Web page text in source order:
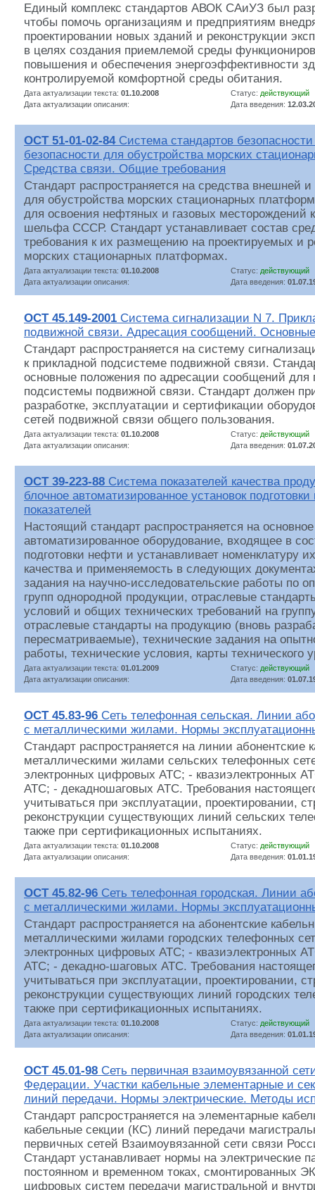
Единый комплекс стандартов АВОК САиУЗ был
чтобы помочь организациям и предприятиям
проектировании новых зданий и реконструкции
в целях создания приемлемой среды
повышения и обеспечения энергоэффективности
контролируемой комфортной среды обитания.
Дата актуализации текста: 01.10.2008 Статус: действующий
Дата актуализации описания:
Дата введения:
ОСТ 51-01-02-84Система стандартов
безопасности для обустройства морских
Средства связи. Общие требования
Стандарт распространяется на средства внешней
для обустройства морских стационарных
для освоения нефтяных и газовых месторождений
шельфа СССР. Стандарт устанавливает состав
требования к их размещению на проектируемых и
морских стационарных платформах.
Дата актуализации текста: 01.10.2008 Статус: действующий
Дата актуализации описания:
Дата введения:
ОСТ 45.149-2001 Система сигнализации N 7.
подвижной связи. Адресация сообщений.
Стандарт распространяется на систему
к прикладной подсистеме подвижной связи.
основные положения по адресации сообщений для
подсистемы подвижной связи. Стандарт должен
разработке, эксплуатации и сертификации
сетей подвижной связи общего пользования.
Дата актуализации текста: 01.10.2008 Статус: действующий
Дата актуализации описания:
Дата введения:
ОСТ 39-223-88 Система показателей качества
блочное автоматизированное установок
показателей
Настоящий стандарт распространяется на
автоматизированное оборудование, входящее в
подготовки нефти и устанавливает номенклатуру
качества и применяемость в следующих
задания на научно-исследовательские работы по
групп однородной продукции, отраслевые
условий и общих технических требований на
отраслевые стандарты на продукцию (вновь
пересматриваемые), технические задания на
работы, технические условия, карты технического
Дата актуализации текста: 01.01.2009 Статус: действующий
Дата актуализации описания:
Дата введения:
ОСТ 45.83-96 Сеть телефонная сельская. Линии
с металлическими жилами. Нормы
Стандарт распространяется на линии абонентские
металлическими жилами сельских телефонных
электронных цифровых АТС; - квазиэлектронных
АТС; - декадношаговых АТС. Требования
учитываться при эксплуатации, проектировании,
реконструкции существующих линий сельских
также при сертификационных испытаниях.
Дата актуализации текста: 01.10.2008 Статус: действующий
Дата актуализации описания:
Дата введения:
ОСТ 45.82-96 Сеть телефонная городская. Линии
с металлическими жилами. Нормы
Стандарт распространяется на абонентские
металлическими жилами городских телефонных
электронных цифровых АТС; - квазиэлектронных
АТС; - декадно-шаговых АТС. Требования
учитываться при эксплуатации, проектировании,
реконструкции существующих линий городских
также при сертификационных испытаниях.
Дата актуализации текста: 01.10.2008 Статус: действующий
Дата актуализации описания:
Дата введения:
ОСТ 45.01-98 Сеть первичная взаимоувязанной
Федерации. Участки кабельные элементарные и
линий передачи. Нормы электрические. Методы
Стандарт рапсространяется на элементарные
кабельные секции (КС) линий передачи
первичных сетей Взаимоувязанной сети связи
Стандарт устанавливает нормы на электрические
постоянном и временном токах, смонтированных
цифровых систем передачи магистральной и